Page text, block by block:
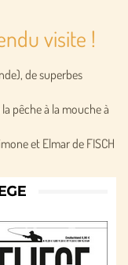
visite !
de superbes
pêche à la mouche à
et Elmar de FISCH